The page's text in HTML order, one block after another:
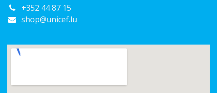
+352 44 87 15
shop@unicef.lu